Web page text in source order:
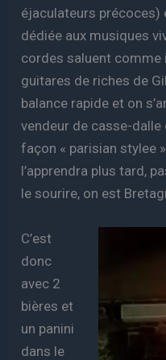
éjaculateurs précoces)
dédiée aux musiques
cordes saluent comme
guitares de riches de
balance rapide et on
vendeur de casse-dalle
façon « parisian stylee
l’apprendra plus tard,
le sourire, on est
C’est
donc
avec 2
bières et
un panini
dans le